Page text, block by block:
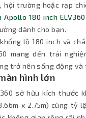
hội trường hoặc rạp
Apollo 180 inch
dành cho bạn.
lồ 180 inch và
mang đến trải
trở nên sống động và
hình lớn
sở hữu kích thước
x 2.75m) cùng tỷ